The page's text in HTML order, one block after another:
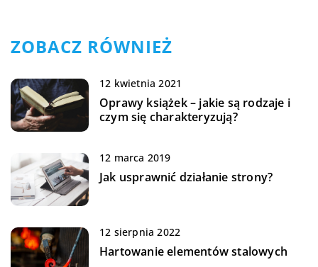
ZOBACZ RÓWNIEŻ
12 kwietnia 2021
Oprawy książek – jakie są rodzaje i
czym się charakteryzują?
12 marca 2019
Jak usprawnić działanie strony?
12 sierpnia 2022
Hartowanie elementów stalowych